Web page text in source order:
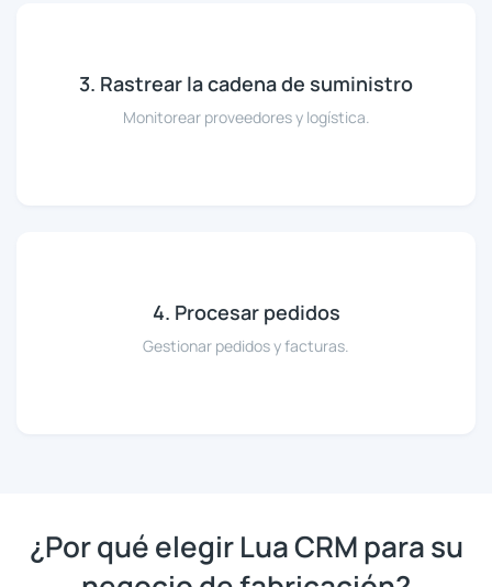
3. Rastrear la cadena de suministro
Monitorear proveedores y logística.
4. Procesar pedidos
Gestionar pedidos y facturas.
¿Por qué elegir Lua CRM para su